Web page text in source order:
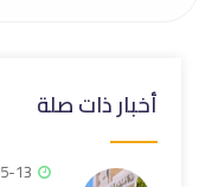
أخبار ذات صلة
13